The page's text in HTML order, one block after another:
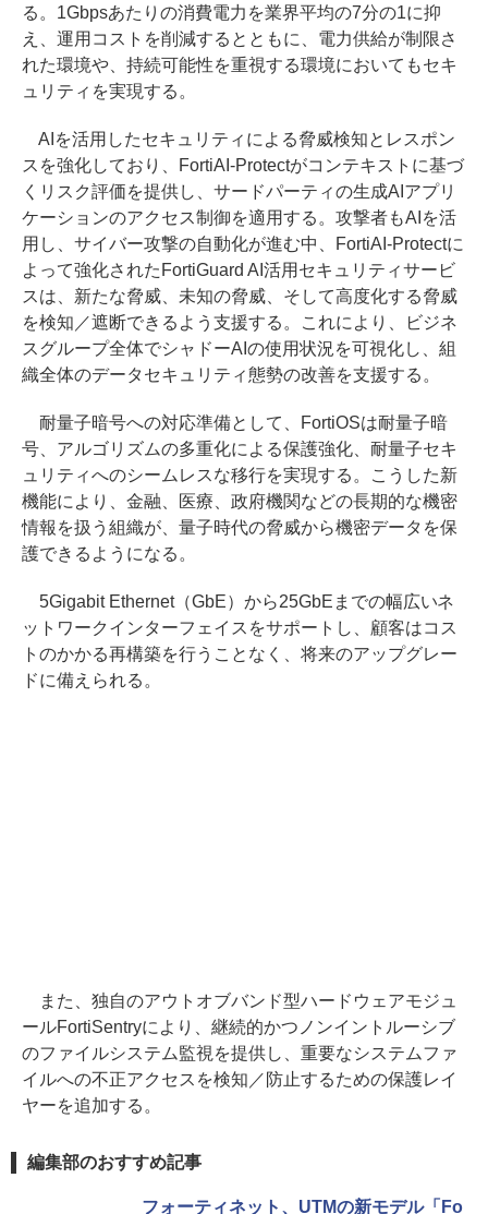
る。1Gbpsあたりの消費電力を業界平均の7分の1に抑
え、運用コストを削減するとともに、電力供給が制限さ
れた環境や、持続可能性を重視する環境においてもセキ
ュリティを実現する。
AIを活用したセキュリティによる脅威検知とレスポン
スを強化しており、FortiAI-Protectがコンテキストに基づ
くリスク評価を提供し、サードパーティの生成AIアプリ
ケーションのアクセス制御を適用する。攻撃者もAIを活
用し、サイバー攻撃の自動化が進む中、FortiAI-Protectに
よって強化されたFortiGuard AI活用セキュリティサービ
スは、新たな脅威、未知の脅威、そして高度化する脅威
を検知／遮断できるよう支援する。これにより、ビジネ
スグループ全体でシャドーAIの使用状況を可視化し、組
織全体のデータセキュリティ態勢の改善を支援する。
耐量子暗号への対応準備として、FortiOSは耐量子暗
号、アルゴリズムの多重化による保護強化、耐量子セキ
ュリティへのシームレスな移行を実現する。こうした新
機能により、金融、医療、政府機関などの長期的な機密
情報を扱う組織が、量子時代の脅威から機密データを保
護できるようになる。
5Gigabit Ethernet（GbE）から25GbEまでの幅広いネ
ットワークインターフェイスをサポートし、顧客はコス
トのかかる再構築を行うことなく、将来のアップグレー
ドに備えられる。
また、独自のアウトオブバンド型ハードウェアモジュ
ールFortiSentryにより、継続的かつノンイントルーシブ
のファイルシステム監視を提供し、重要なシステムファ
イルへの不正アクセスを検知／防止するための保護レイ
ヤーを追加する。
編集部のおすすめ記事
フォーティネット、UTMの新モデル「Fo